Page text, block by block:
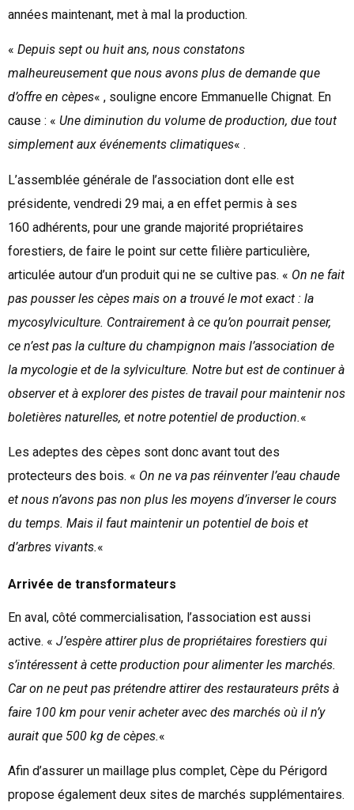
années maintenant, met à mal la production.
« Depuis sept ou huit ans, nous constatons
malheureusement que nous avons plus de demande que
d’offre en cèpes« , souligne encore Emmanuelle Chignat. En
cause : « Une diminution du volume de production, due tout
simplement aux événements climatiques« .
L’assemblée générale de l’association dont elle est
présidente, vendredi 29 mai, a en effet permis à ses
160 adhérents, pour une grande majorité propriétaires
forestiers, de faire le point sur cette filière particulière,
articulée autour d’un produit qui ne se cultive pas. « On ne fait
pas pousser les cèpes mais on a trouvé le mot exact : la
mycosylviculture. Contrairement à ce qu’on pourrait penser,
ce n’est pas la culture du champignon mais l’association de
la mycologie et de la sylviculture. Notre but est de continuer à
observer et à explorer des pistes de travail pour maintenir nos
boletières naturelles, et notre potentiel de production.«
Les adeptes des cèpes sont donc avant tout des
protecteurs des bois. « On ne va pas réinventer l’eau chaude
et nous n’avons pas non plus les moyens d’inverser le cours
du temps. Mais il faut maintenir un potentiel de bois et
d’arbres vivants.«
Arrivée de transformateurs
En aval, côté commercialisation, l’association est aussi
active. « J’espère attirer plus de propriétaires forestiers qui
s’intéressent à cette production pour alimenter les marchés.
Car on ne peut pas prétendre attirer des restaurateurs prêts à
faire 100 km pour venir acheter avec des marchés où il n’y
aurait que 500 kg de cèpes.«
Afin d’assurer un maillage plus complet, Cèpe du Périgord
propose également deux sites de marchés supplémentaires.